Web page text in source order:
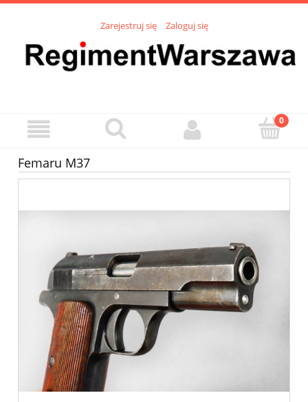
Zarejestruj się Zaloguj się
Femaru M37